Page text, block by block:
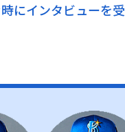
にインタビューを受